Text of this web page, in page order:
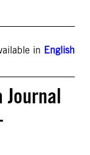
in English